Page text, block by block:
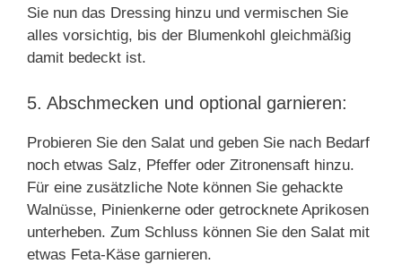
Sie nun das Dressing hinzu und vermischen Sie
alles vorsichtig, bis der Blumenkohl gleichmäßig
damit bedeckt ist.
5. Abschmecken und optional garnieren:
Probieren Sie den Salat und geben Sie nach Bedarf
noch etwas Salz, Pfeffer oder Zitronensaft hinzu.
Für eine zusätzliche Note können Sie gehackte
Walnüsse, Pinienkerne oder getrocknete Aprikosen
unterheben. Zum Schluss können Sie den Salat mit
etwas Feta-Käse garnieren.